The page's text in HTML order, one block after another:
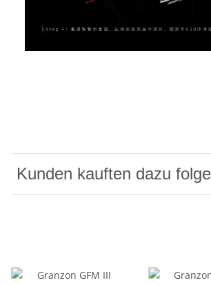
Kunden kauften dazu